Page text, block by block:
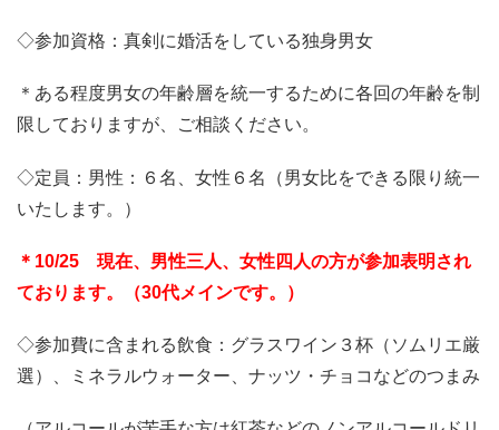
◇参加資格：真剣に婚活をしている独身男女
＊ある程度男女の年齢層を統一するために各回の年齢を制
限しておりますが、ご相談ください。
◇定員：男性：６名、女性６名（男女比をできる限り統一
いたします。）
＊10/25 現在、男性三人、女性四人の方が参加表明され
ております。（30代メインです。）
◇参加費に含まれる飲食：グラスワイン３杯（ソムリエ厳
選）、ミネラルウォーター、ナッツ・チョコなどのつまみ